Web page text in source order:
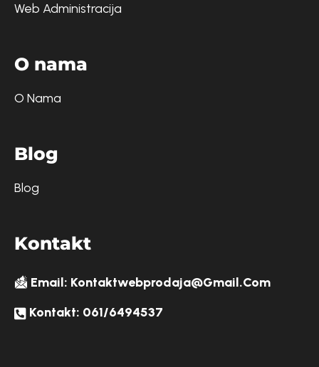
Web Administracija
O nama
O Nama
Blog
Blog
Kontakt
Email: Kontaktwebprodaja@gmail.com
Kontakt: 061/6494537